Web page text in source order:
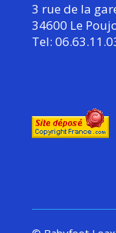
3 rue de la
34600 Le
Tel: